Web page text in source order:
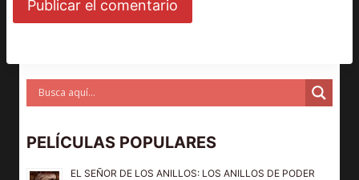
PELÍCULAS POPULARES
EL SEÑOR DE LOS ANILLOS: LOS ANILLOS DE PODER